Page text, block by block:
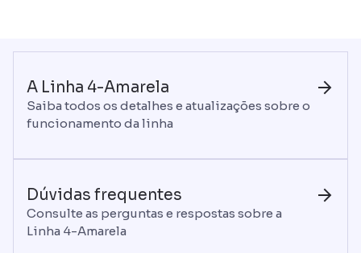
A Linha 4-Amarela
Saiba todos os detalhes e atualizações sobre o
funcionamento da linha
Dúvidas frequentes
Consulte as perguntas e respostas sobre a
Linha 4-Amarela